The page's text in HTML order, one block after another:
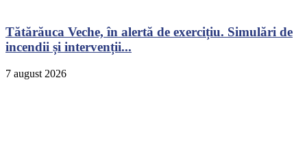
Tătărăuca Veche, în alertă de exercițiu. Simulări de
incendii și intervenții...
7 august 2026